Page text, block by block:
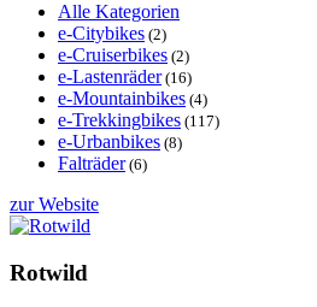
Alle Kategorien
e-Citybikes (2)
e-Cruiserbikes (2)
e-Lastenräder(16)
e-Mountainbikes (4)
e-Trekkingbikes (117)
e-Urbanbikes (8)
Falträder(6)
zur Website
Rotwild